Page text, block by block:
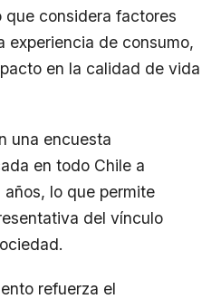
que considera factores
experiencia de consumo,
en la calidad de vida
una encuesta
en todo Chile a
lo que permite
del vínculo
refuerza el